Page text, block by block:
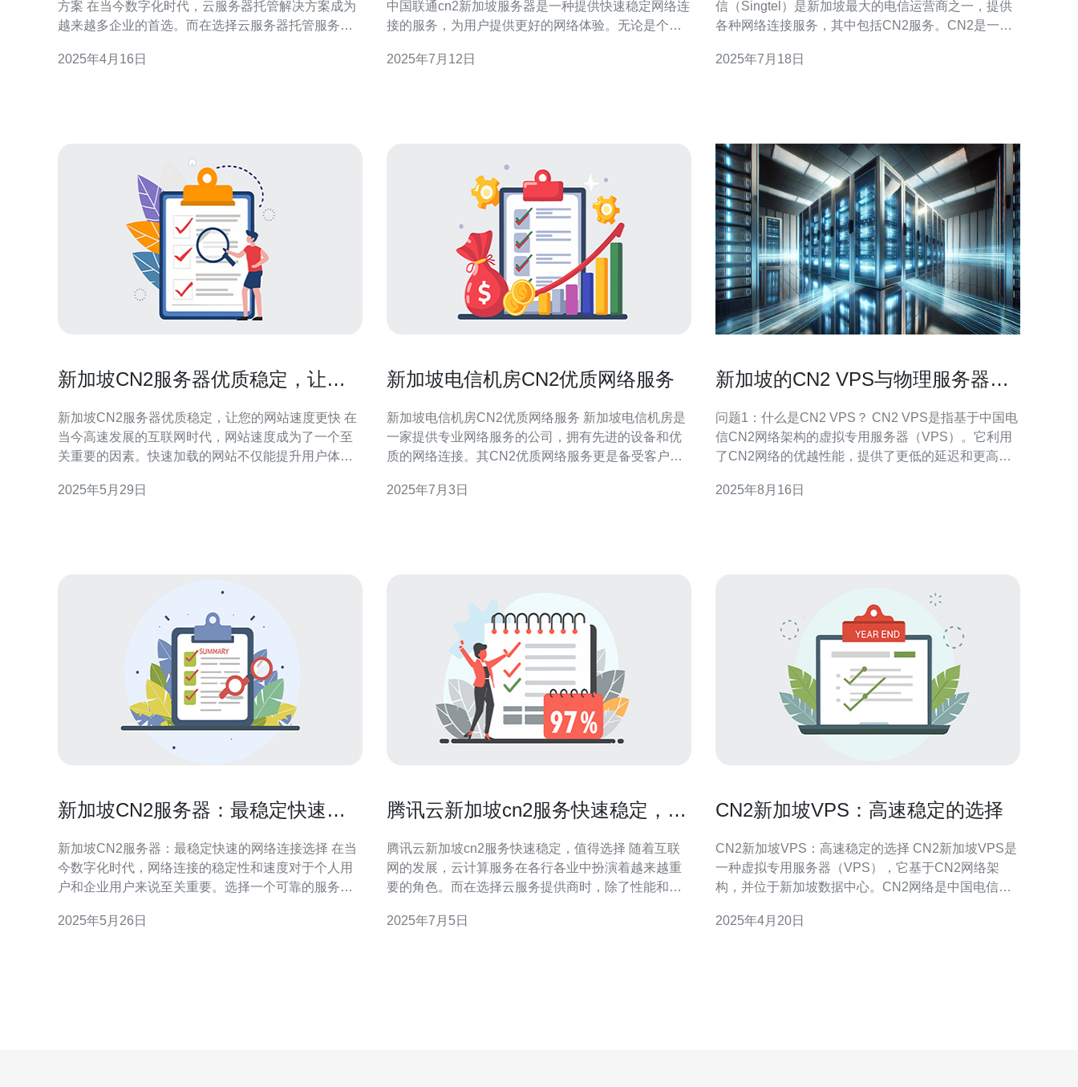
方案 在当今数字化时代，云服务器托管解决方案成为
越来越多企业的首选。而在选择云服务器托管服务商
秀选择。 新加坡云服务器CN2服务商提供快速的托管
2025年4月16日
中国联通cn2新加坡服务器是一种提供快速稳定网络连
接的服务，为用户提供更好的网络体验。无论是个人
速、可靠的网络连接。 中国联通cn2新加坡服务器采
2025年7月12日
信（Singtel）是新加坡最大的电信运营商之一，提供
各种网络连接服务，其中包括CN2服务。CN2是一种
靠的互联网体验。 CN2是新加坡电信为企业客户提供
2025年7月18日
新加坡CN2服务器优质稳定，让您
新加坡CN2服务器优质稳定，让您的网站速度更快 在
当今高速发展的互联网时代，网站速度成为了一个至
关重要的因素。快速加载的网站不仅能提升用户体
选择优质稳定的服务器则是实现高速网站加载速度的
2025年5月29日
新加坡电信机房CN2优质网络服务
新加坡电信机房CN2优质网络服务 新加坡电信机房是
一家提供专业网络服务的公司，拥有先进的设备和优
质的网络连接。其CN2优质网络服务更是备受客户好
定的网络连接服务。其优势包括： 快速稳定：CN2网
2025年7月3日
新加坡的CN2 VPS与物理服务器对
问题1：什么是CN2 VPS？ CN2 VPS是指基于中国电
信CN2网络架构的虚拟专用服务器（VPS）。它利用
了CN2网络的优越性能，提供了更低的延迟和更高的
户的企业和个人用户，因其在国际带宽和数据传输方
2025年8月16日
新加坡CN2服务器：最稳定快速的
新加坡CN2服务器：最稳定快速的网络连接选择 在当
今数字化时代，网络连接的稳定性和速度对于个人用
户和企业用户来说至关重要。选择一个可靠的服务器
服务器以其稳定快速的网络连接而备受推崇，成为许
2025年5月26日
腾讯云新加坡cn2服务快速稳定，值
腾讯云新加坡cn2服务快速稳定，值得选择 随着互联
网的发展，云计算服务在各行各业中扮演着越来越重
要的角色。而在选择云服务提供商时，除了性能和价
坡cn2服务以其快速稳定的特点，成为众多企业和个人
2025年7月5日
CN2新加坡VPS：高速稳定的选择
CN2新加坡VPS：高速稳定的选择 CN2新加坡VPS是
一种虚拟专用服务器（VPS），它基于CN2网络架
构，并位于新加坡数据中心。CN2网络是中国电信推
速度和更可靠的网络稳定性。 CN2网络相比传统网络
2025年4月20日